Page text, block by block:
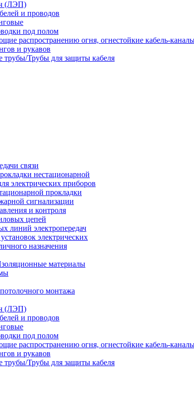
(ЛЭП)
и проводов
под полом
распространению огня, огнестойкие кабель-
и рукавов
трубы/Трубы для защиты кабеля
связи
нестационарной
электрических приборов
прокладки
сигнализации
и контроля
цепей
линий электропередач
электрических
назначения
материалы
монтажа
(ЛЭП)
и проводов
под полом
распространению огня, огнестойкие кабель-
и рукавов
трубы/Трубы для защиты кабеля